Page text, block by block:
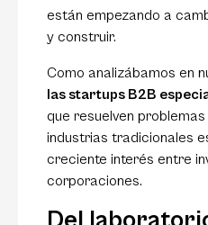
están empezando a
y construir.
Como analizábamos en
las startups B2B
que resuelven
industrias tradicionales
creciente interés entre
corporaciones.